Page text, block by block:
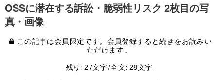
OSSに潜在する訴訟・脆弱性リスク 2枚目の写
真・画像
この記事は会員限定です。会員登録すると続きをお読みい
ただけます。
残り: 27文字/全文: 28文字